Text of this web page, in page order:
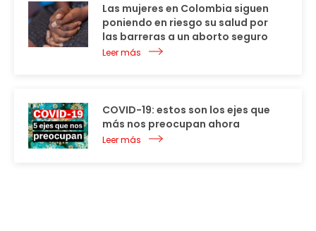
Las mujeres en Colombia siguen
poniendo en riesgo su salud por
las barreras a un aborto seguro
Leer más
COVID-19: estos son los ejes que
más nos preocupan ahora
Leer más